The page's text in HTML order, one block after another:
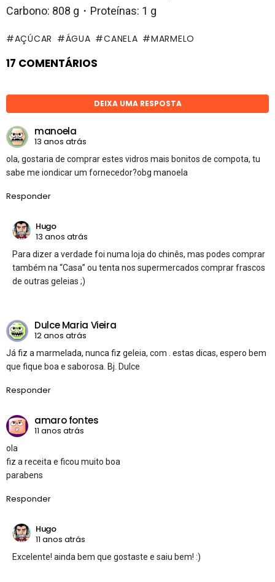
Carbono: 808 g・Proteínas: 1 g
AÇÚCAR ÁGUA CANELA MARMELO
17 COMENTÁRIOS
DEIXA UMA RESPOSTA
manoela
13 anos atrás
ola, gostaria de comprar estes vidros mais bonitos de compota, tu
sabe me iondicar um fornecedor?obg manoela
Responder
Hugo
13 anos atrás
Para dizer a verdade foi numa loja do chinês, mas podes comprar
também na “Casa” ou tenta nos supermercados comprar frascos
de outras geleias ;)
Dulce Maria Vieira
12 anos atrás
Já fiz a marmelada, nunca fiz geleia, com . estas dicas, espero bem
que fique boa e saborosa. Bj. Dulce
Responder
amaro fontes
11 anos atrás
ola
fiz a receita e ficou muito boa
parabens
Responder
Hugo
11 anos atrás
Excelente! ainda bem que gostaste e saiu bem! :)